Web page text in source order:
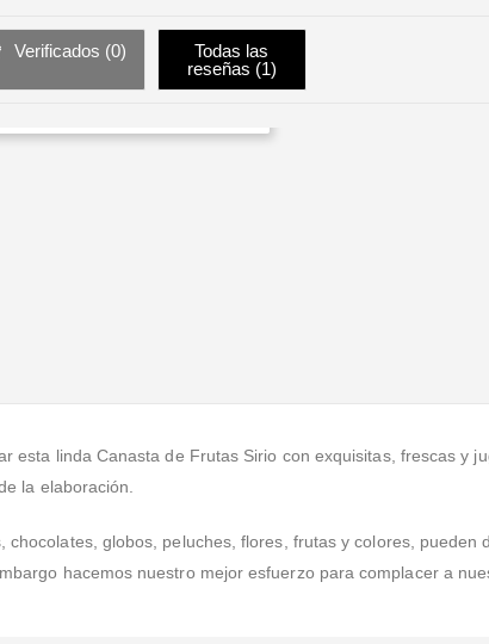
Verificados (0)
Todas las
reseñas (1)
linda Canasta de Frutas Sirio con exquisitas, frescas y
la elaboración.
globos, peluches, flores, frutas y colores, pueden
hacemos nuestro mejor esfuerzo para complacer a